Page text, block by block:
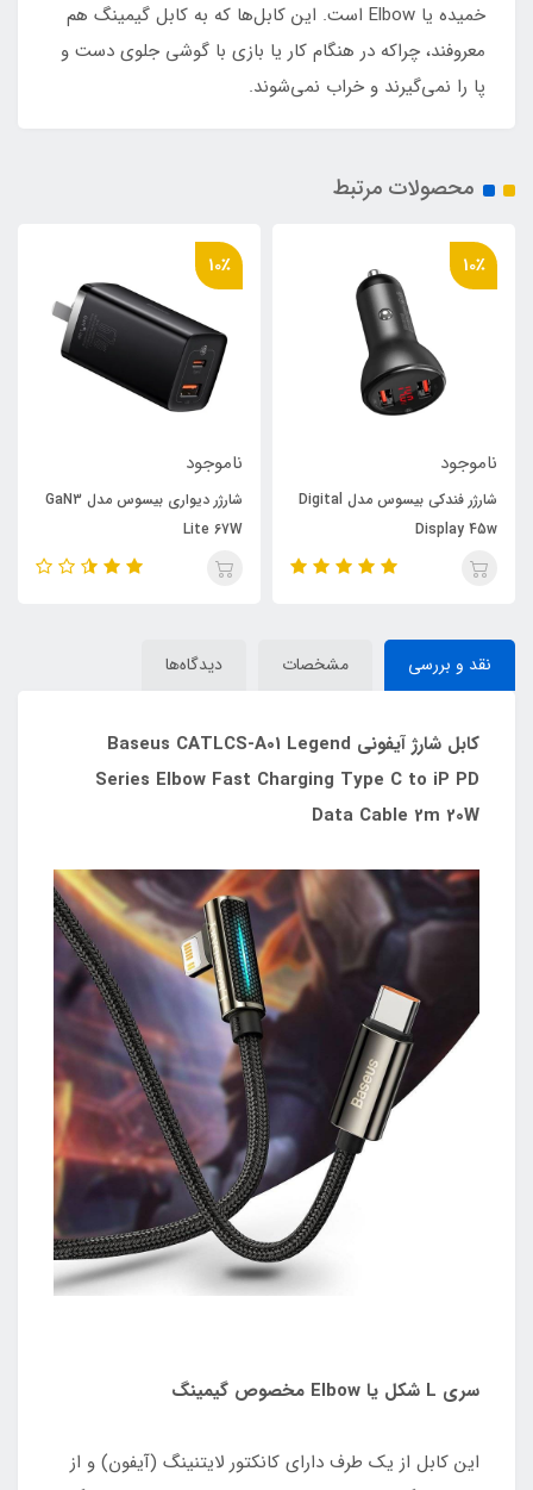
خمیده یا Elbow است. این کابل‌ها که به کابل گیمینگ هم
معروفند، چراکه در هنگام کار یا بازی با گوشی جلوی دست و
پا را نمی‌گیرند و خراب نمی‌شوند.
محصولات مرتبط
10٪
ناموجود
شارژر فندکی بیسوس مدل Digital
Display 45w
10٪
ناموجود
شارژر دیواری بیسوس مدل GaN3
Lite 67W
نقد و بررسی مشخصات دیدگاه‌ها
کابل شارژ آیفونی Baseus CATLCS-A01 Legend
Series Elbow Fast Charging Type C to iP PD
Data Cable 2m 20W
سری L شکل یا Elbow مخصوص گیمینگ
این کابل از یک طرف دارای کانکتور لایتنینگ (آیفون) و از